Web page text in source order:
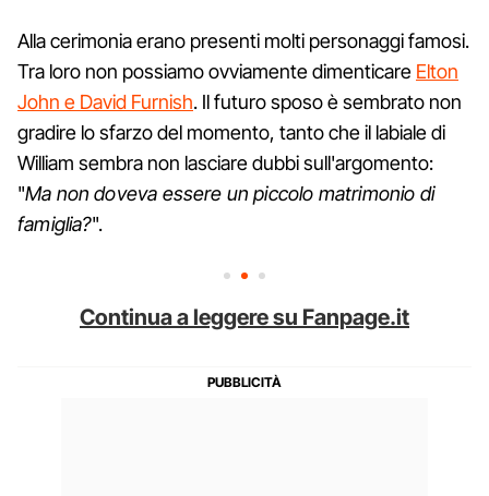
Alla cerimonia erano presenti molti personaggi famosi.
Tra loro non possiamo ovviamente dimenticare Elton
John e David Furnish. Il futuro sposo è sembrato non
gradire lo sfarzo del momento, tanto che il labiale di
William sembra non lasciare dubbi sull'argomento:
"Ma non doveva essere un piccolo matrimonio di
famiglia?".
Continua a leggere su Fanpage.it